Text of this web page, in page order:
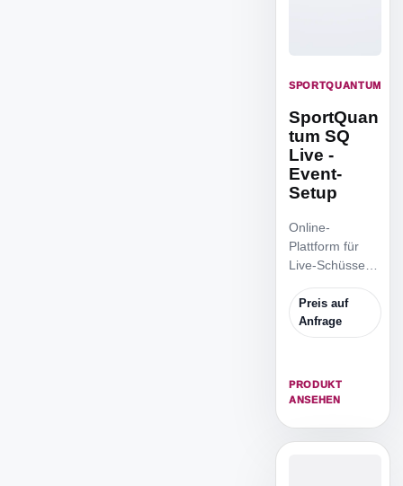
SPORTQUANTUM
SportQuan
tum SQ
Live -
Event-
Setup
Online-
Plattform für
Live-Schüsse,
Ranglisten und
Match-
Wiederholung
SportQuantum-
Anlagen.
Preis auf
Anfrage
PRODUKT
ANSEHEN